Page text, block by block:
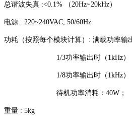
总谐波失真 :<0.1% （20Hz~20kHz）
电源 : 220~240VAC, 50/60Hz
功耗（按照每个模块计算）: 满载功率输
1/3功率输出时（1kHz），功
1/8功率输出时（1kHz），功
待机功率消耗：40W；
重量 : 5kg